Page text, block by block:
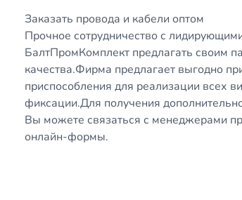
Заказать провода и кабели оптом
Прочное сотрудничество с
БалтПромКомплект предлагать своим
качества.Фирма предлагает выгодно
приспособления для реализации всех
фиксации.Для получения
Вы можете связаться с менеджерами
онлайн-формы.